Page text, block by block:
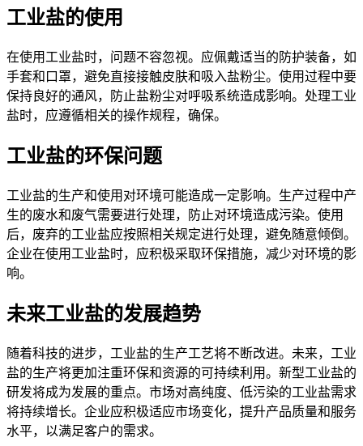
工业盐的使用
在使用工业盐时，问题不容忽视。应佩戴适当的防护装备，如
手套和口罩，避免直接接触皮肤和吸入盐粉尘。使用过程中要
保持良好的通风，防止盐粉尘对呼吸系统造成影响。处理工业
盐时，应遵循相关的操作规程，确保。
工业盐的环保问题
工业盐的生产和使用对环境可能造成一定影响。生产过程中产
生的废水和废气需要进行处理，防止对环境造成污染。使用
后，废弃的工业盐应按照相关规定进行处理，避免随意倾倒。
企业在使用工业盐时，应积极采取环保措施，减少对环境的影
响。
未来工业盐的发展趋势
随着科技的进步，工业盐的生产工艺将不断改进。未来，工业
盐的生产将更加注重环保和资源的可持续利用。新型工业盐的
研发将成为发展的重点。市场对高纯度、低污染的工业盐需求
将持续增长。企业应积极适应市场变化，提升产品质量和服务
水平，以满足客户的需求。